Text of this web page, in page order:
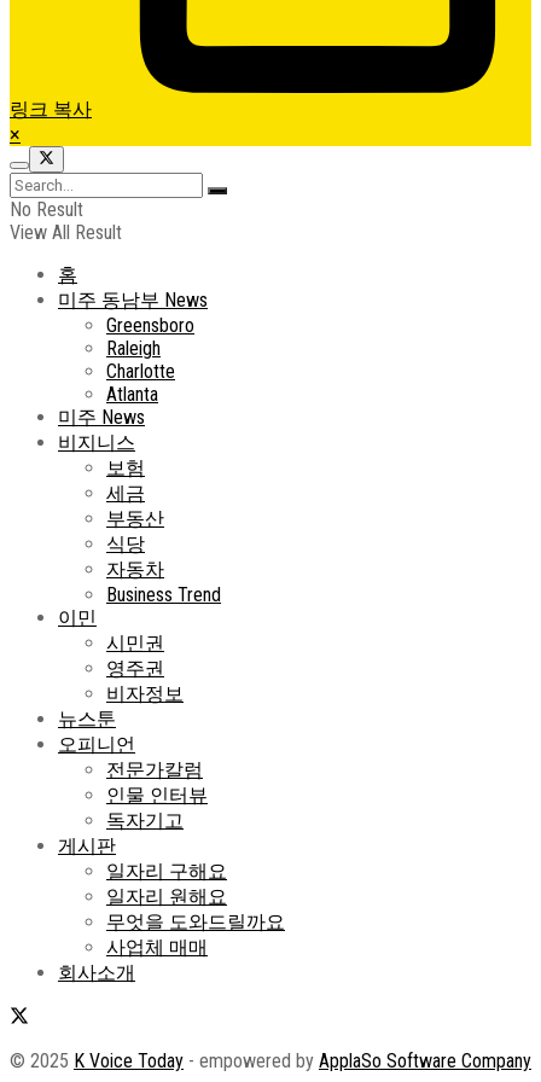
링크 복사
×
No Result
View All Result
홈
미주 동남부 News
Greensboro
Raleigh
Charlotte
Atlanta
미주 News
비지니스
보험
세금
부동산
식당
자동차
Business Trend
이민
시민권
영주권
비자정보
뉴스툰
오피니언
전문가칼럼
인물 인터뷰
독자기고
게시판
일자리 구해요
일자리 원해요
무엇을 도와드릴까요
사업체 매매
회사소개
© 2025 K Voice Today - empowered by ApplaSo Software Company